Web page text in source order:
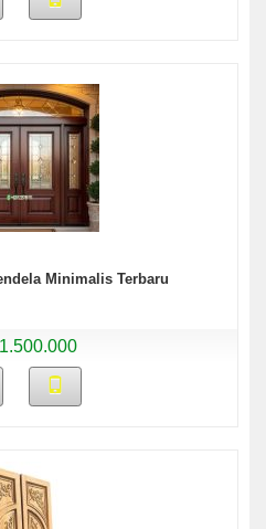
Minimalis Terbaru